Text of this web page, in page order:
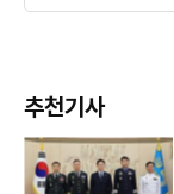
추천기사